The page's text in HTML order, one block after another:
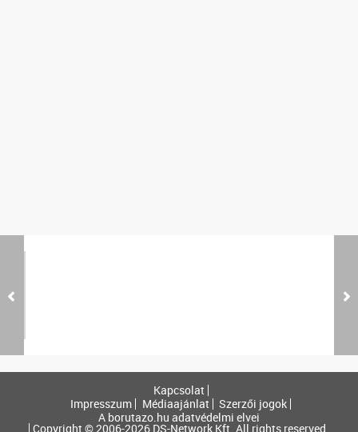
Kapcsolat
Impresszum
Médiaajánlat
Szerzői jogok
A borutazo.hu adatvédelmi elvei
Copyright © 2006-2026 DS-Network Kft. All rights reserved